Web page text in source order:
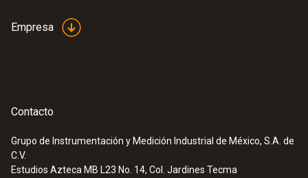
Empresa
Contacto
Grupo de Instrumentación y Medición Industrial de México, S.A. de
C.V.
Estudios Azteca MB L23 No. 14, Col. Jardines Tecma